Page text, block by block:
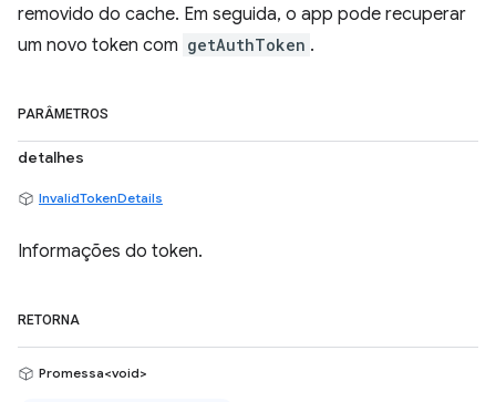
removido do cache. Em seguida, o app pode recuperar
um novo token com getAuthToken .
PARÂMETROS
detalhes
InvalidTokenDetails
Informações do token.
RETORNA
Promessa<void>